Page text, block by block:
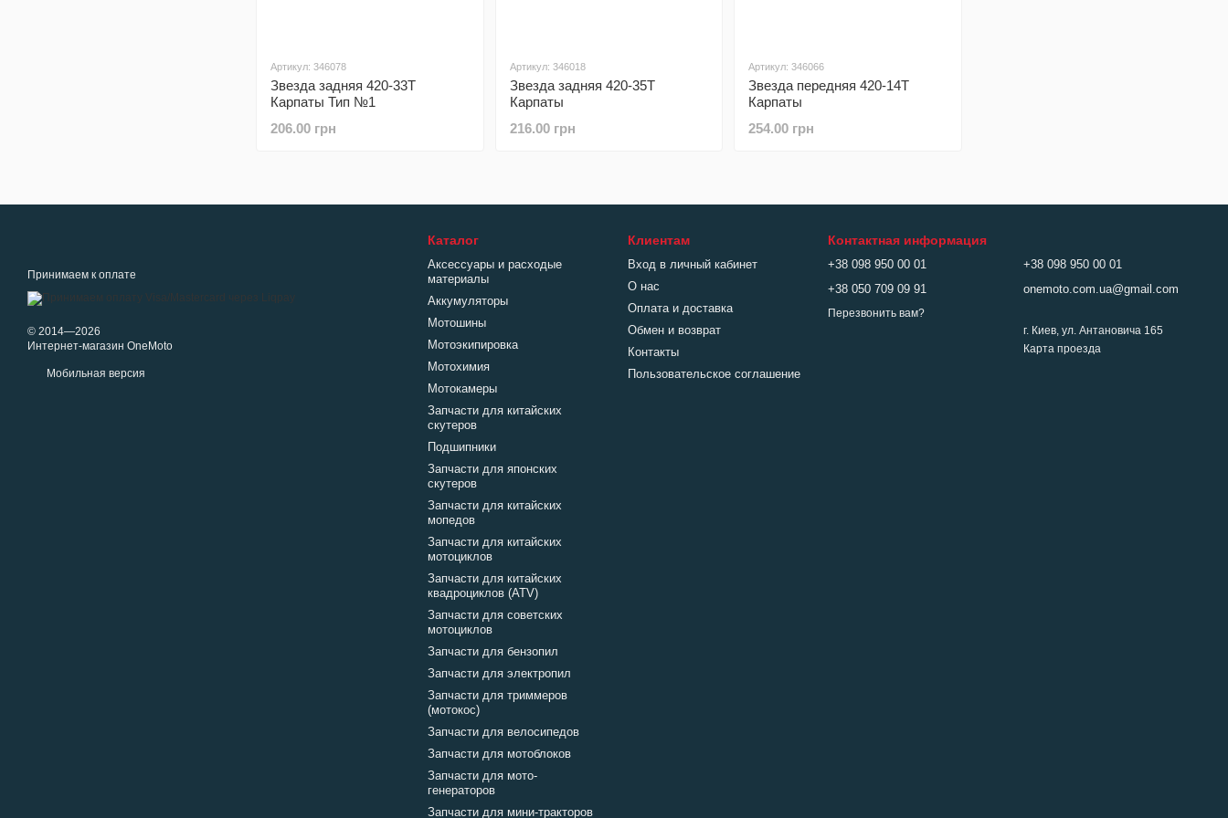
Артикул: 346078
Звезда задняя 420-33Т
Карпаты Тип №1
206.00 грн
Артикул: 346018
Звезда задняя 420-35Т
Карпаты
216.00 грн
Артикул: 346066
Звезда передняя 420-14T
Карпаты
254.00 грн
Принимаем к оплате
© 2014—2026
Интернет-магазин OneMoto
Мобильная версия
Каталог
Аксессуары и расходые
материалы
Аккумуляторы
Мотошины
Мотоэкипировка
Мотохимия
Мотокамеры
Запчасти для китайских
скутеров
Подшипники
Запчасти для японских
скутеров
Запчасти для китайских
мопедов
Запчасти для китайских
мотоциклов
Запчасти для китайских
квадроциклов (ATV)
Запчасти для советских
мотоциклов
Запчасти для бензопил
Запчасти для электропил
Запчасти для триммеров
(мотокос)
Запчасти для велосипедов
Запчасти для мотоблоков
Запчасти для мото-
генераторов
Запчасти для мини-тракторов
Клиентам
Вход в личный кабинет
О нас
Оплата и доставка
Обмен и возврат
Контакты
Пользовательское соглашение
Контактная информация
+38 098 950 00 01
+38 050 709 09 91
Перезвонить вам?
+38 098 950 00 01
onemoto.com.ua@gmail.com
г. Киев, ул. Антановича 165
Карта проезда